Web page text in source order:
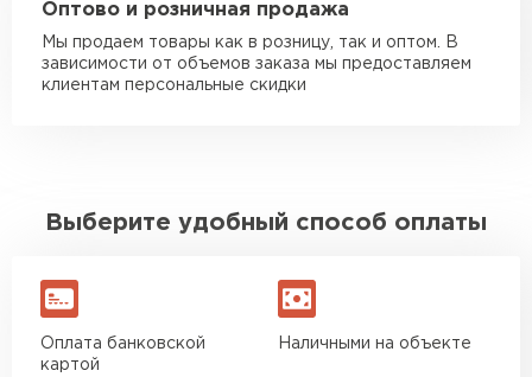
Оптово и розничная продажа
Мы продаем товары как в розницу, так и оптом. В
зависимости от объемов заказа мы предоставляем
клиентам персональные скидки
Выберите удобный способ оплаты
Оплата банковской
картой
Наличными на объекте